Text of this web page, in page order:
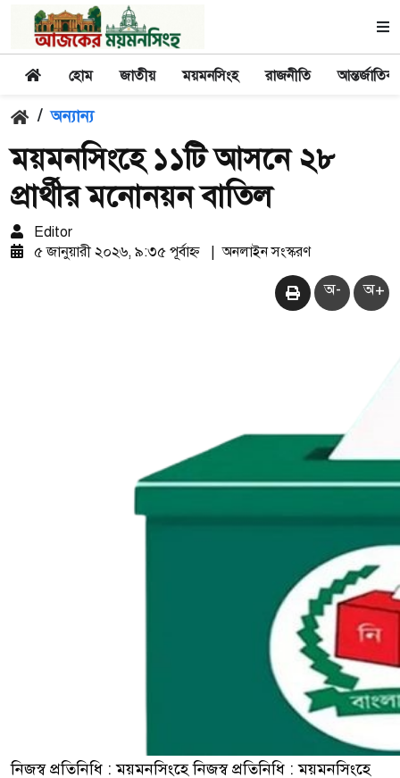
হোম জাতীয় ময়মনসিংহ রাজনীতি আন্তর্জাতিক
/ অন্যান্য
ময়মনসিংহে ১১টি আসনে ২৮
প্রার্থীর মনোনয়ন বাতিল
Editor
৫ জানুয়ারী ২০২৬, ৯:৩৫ পূর্বাহ্ন
অনলাইন সংস্করণ
অ- অ+
নিজস্ব প্রতিনিধি : ময়মনসিংহে নিজস্ব প্রতিনিধি : ময়মনসিংহে